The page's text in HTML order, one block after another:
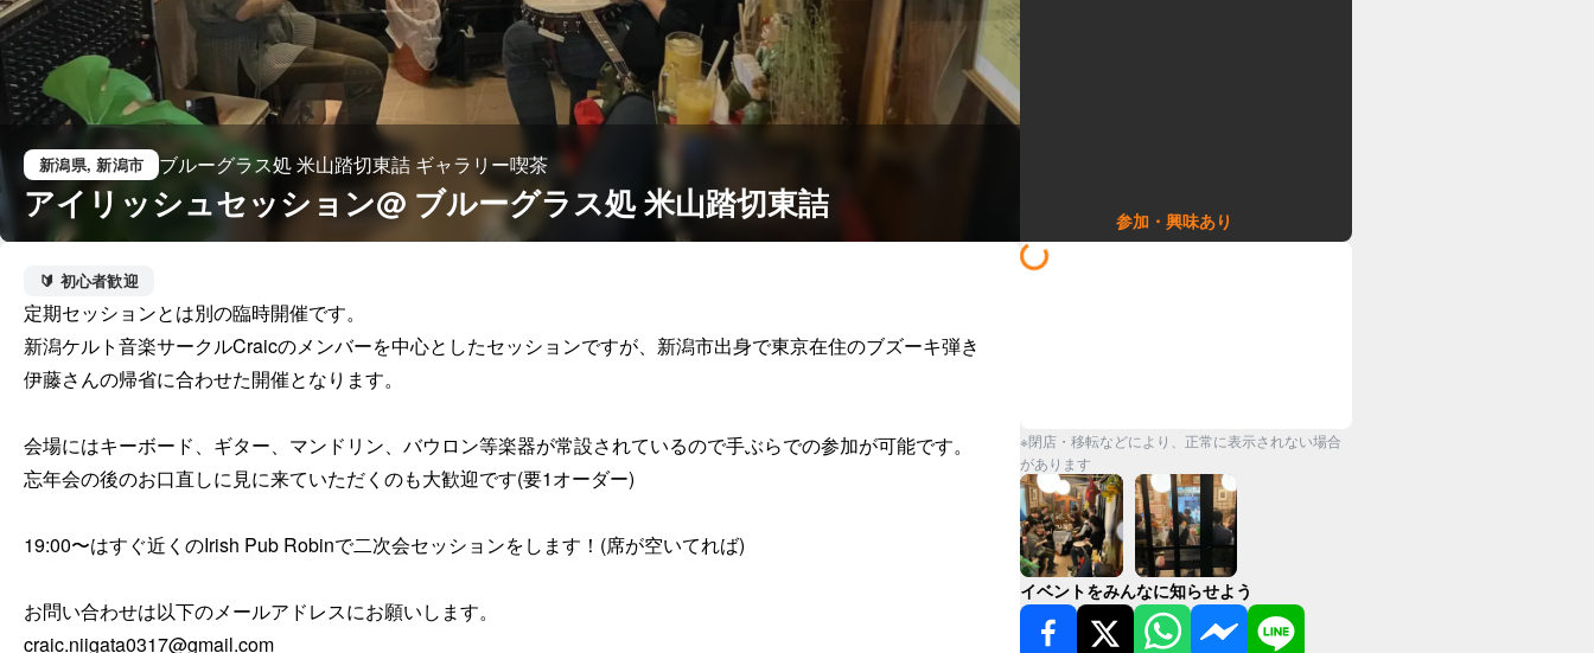
新潟県, 新潟市 ブルーグラス処 米山踏切東詰 ギャラリー喫茶
アイリッシュセッション@ ブルーグラス処 米山踏切東詰 参加・興味あり
🔰 初心者歓迎
定期セッションとは別の臨時開催です。
新潟ケルト音楽サークルCraicのメンバーを中心としたセッションですが、新潟市出身で東京在住のブズーキ弾き
伊藤さんの帰省に合わせた開催となります。
会場にはキーボード、ギター、マンドリン、バウロン等楽器が常設されているので手ぶらでの参加が可能です。
忘年会の後のお口直しに見に来ていただくのも大歓迎です(要1オーダー)
19:00〜はすぐ近くのIrish Pub Robinで二次会セッションをします！(席が空いてれば)
お問い合わせは以下のメールアドレスにお願いします。
craic.niigata0317@gmail.com
※閉店・移転などにより、正常に表示されない場合
があります
イベントをみんなに知らせよう